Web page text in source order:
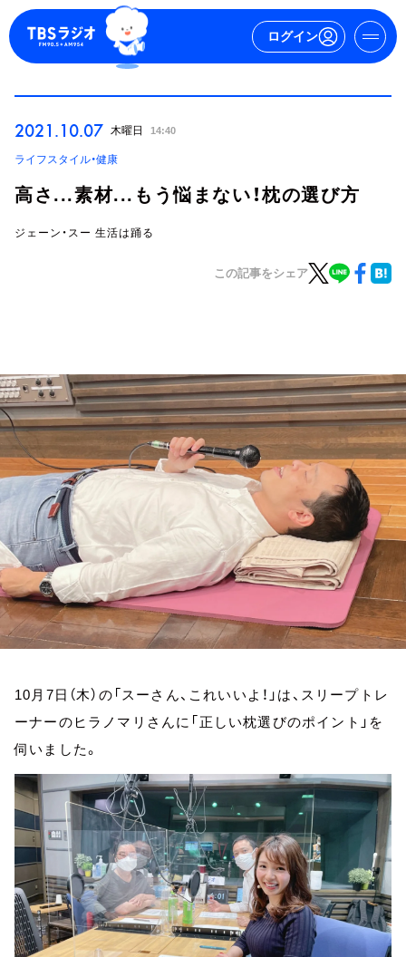
ログイン
ログイン
トピックス
TBS Podcast
お知らせ
イベント・グッズ
YouTube
会社情報
2021.10.07 木曜日 14:40
ライフスタイル・健康
高さ...素材...もう悩まない！枕の選び方
ジェーン・スー 生活は踊る
この記事をシェア
10月7日（木）の「スーさん、これいいよ！」は、スリープトレ
ーナーのヒラノマリさんに「正しい枕選びのポイント」を
伺いました。